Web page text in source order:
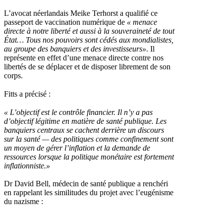
L’avocat néerlandais Meike Terhorst a qualifié ce
passeport de vaccination numérique de « menace
directe à notre liberté et aussi à la souveraineté de tout
État… Tous nos pouvoirs sont cédés aux mondialistes,
au groupe des banquiers et des investisseurs». Il
représente en effet d’une menace directe contre nos
libertés de se déplacer et de disposer librement de son
corps.
Fitts a précisé :
« L’objectif est le contrôle financier. Il n’y a pas
d’objectif légitime en matière de santé publique. Les
banquiers centraux se cachent derrière un discours
sur la santé — des politiques comme confinement sont
un moyen de gérer l’inflation et la demande de
ressources lorsque la politique monétaire est fortement
inflationniste.»
Dr David Bell, médecin de santé publique a renchéri
en rappelant les similitudes du projet avec l’eugénisme
du nazisme :